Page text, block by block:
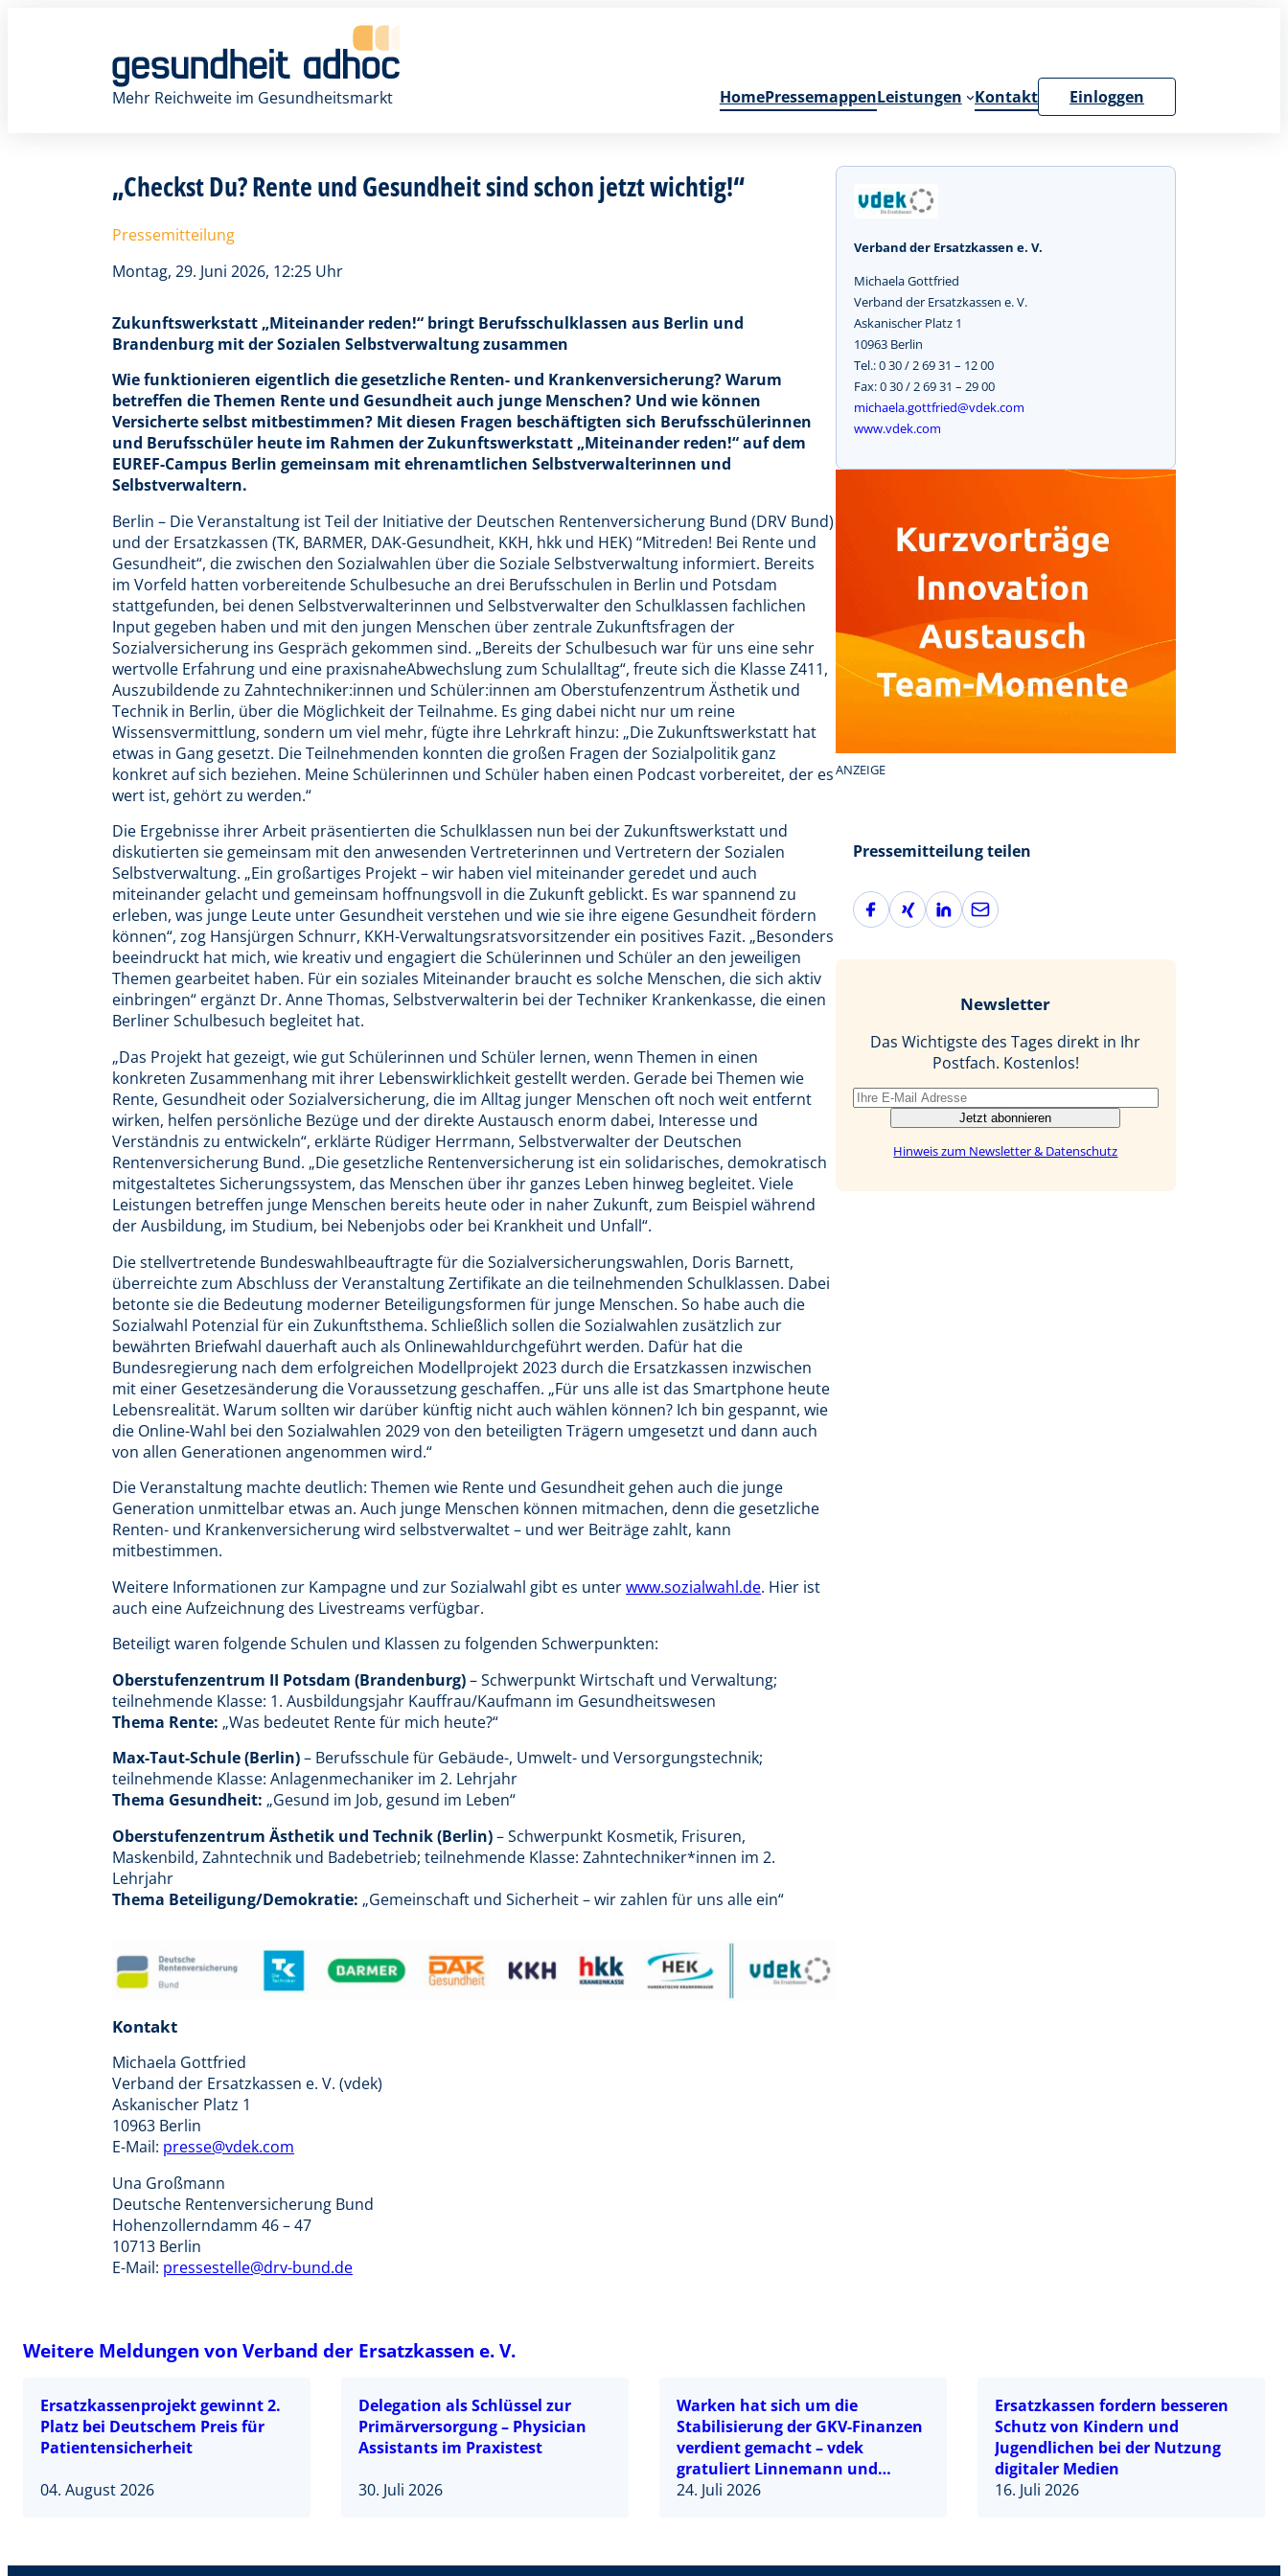
Mehr Reichweite im Gesundheitsmarkt
HomePressemappenLeistungen Kontakt Einloggen
„Checkst Du? Rente und Gesundheit sind schon jetzt wichtig!“
Pressemitteilung
Montag, 29. Juni 2026, 12:25 Uhr
Zukunftswerkstatt „Miteinander reden!“ bringt Berufsschulklassen aus Berlin und
Brandenburg mit der Sozialen Selbstverwaltung zusammen
Wie funktionieren eigentlich die gesetzliche Renten- und Krankenversicherung? Warum
betreffen die Themen Rente und Gesundheit auch junge Menschen? Und wie können
Versicherte selbst mitbestimmen? Mit diesen Fragen beschäftigten sich Berufsschülerinnen
und Berufsschüler heute im Rahmen der Zukunftswerkstatt „Miteinander reden!“ auf dem
EUREF-Campus Berlin gemeinsam mit ehrenamtlichen Selbstverwalterinnen und
Selbstverwaltern.
Berlin – Die Veranstaltung ist Teil der Initiative der Deutschen Rentenversicherung Bund (DRV Bund)
und der Ersatzkassen (TK, BARMER, DAK-Gesundheit, KKH, hkk und HEK) “Mitreden! Bei Rente und
Gesundheit“, die zwischen den Sozialwahlen über die Soziale Selbstverwaltung informiert. Bereits
im Vorfeld hatten vorbereitende Schulbesuche an drei Berufsschulen in Berlin und Potsdam
stattgefunden, bei denen Selbstverwalterinnen und Selbstverwalter den Schulklassen fachlichen
Input gegeben haben und mit den jungen Menschen über zentrale Zukunftsfragen der
Sozialversicherung ins Gespräch gekommen sind. „Bereits der Schulbesuch war für uns eine sehr
wertvolle Erfahrung und eine praxisnaheAbwechslung zum Schulalltag“, freute sich die Klasse Z411,
Auszubildende zu Zahntechniker:innen und Schüler:innen am Oberstufenzentrum Ästhetik und
Technik in Berlin, über die Möglichkeit der Teilnahme. Es ging dabei nicht nur um reine
Wissensvermittlung, sondern um viel mehr, fügte ihre Lehrkraft hinzu: „Die Zukunftswerkstatt hat
etwas in Gang gesetzt. Die Teilnehmenden konnten die großen Fragen der Sozialpolitik ganz
konkret auf sich beziehen. Meine Schülerinnen und Schüler haben einen Podcast vorbereitet, der es
wert ist, gehört zu werden.“
Die Ergebnisse ihrer Arbeit präsentierten die Schulklassen nun bei der Zukunftswerkstatt und
diskutierten sie gemeinsam mit den anwesenden Vertreterinnen und Vertretern der Sozialen
Selbstverwaltung. „Ein großartiges Projekt – wir haben viel miteinander geredet und auch
miteinander gelacht und gemeinsam hoffnungsvoll in die Zukunft geblickt. Es war spannend zu
erleben, was junge Leute unter Gesundheit verstehen und wie sie ihre eigene Gesundheit fördern
können“, zog Hansjürgen Schnurr, KKH-Verwaltungsratsvorsitzender ein positives Fazit. „Besonders
beeindruckt hat mich, wie kreativ und engagiert die Schülerinnen und Schüler an den jeweiligen
Themen gearbeitet haben. Für ein soziales Miteinander braucht es solche Menschen, die sich aktiv
einbringen“ ergänzt Dr. Anne Thomas, Selbstverwalterin bei der Techniker Krankenkasse, die einen
Berliner Schulbesuch begleitet hat.
„Das Projekt hat gezeigt, wie gut Schülerinnen und Schüler lernen, wenn Themen in einen
konkreten Zusammenhang mit ihrer Lebenswirklichkeit gestellt werden. Gerade bei Themen wie
Rente, Gesundheit oder Sozialversicherung, die im Alltag junger Menschen oft noch weit entfernt
wirken, helfen persönliche Bezüge und der direkte Austausch enorm dabei, Interesse und
Verständnis zu entwickeln“, erklärte Rüdiger Herrmann, Selbstverwalter der Deutschen
Rentenversicherung Bund. „Die gesetzliche Rentenversicherung ist ein solidarisches, demokratisch
mitgestaltetes Sicherungssystem, das Menschen über ihr ganzes Leben hinweg begleitet. Viele
Leistungen betreffen junge Menschen bereits heute oder in naher Zukunft, zum Beispiel während
der Ausbildung, im Studium, bei Nebenjobs oder bei Krankheit und Unfall“.
Die stellvertretende Bundeswahlbeauftragte für die Sozialversicherungswahlen, Doris Barnett,
überreichte zum Abschluss der Veranstaltung Zertifikate an die teilnehmenden Schulklassen. Dabei
betonte sie die Bedeutung moderner Beteiligungsformen für junge Menschen. So habe auch die
Sozialwahl Potenzial für ein Zukunftsthema. Schließlich sollen die Sozialwahlen zusätzlich zur
bewährten Briefwahl dauerhaft auch als Onlinewahldurchgeführt werden. Dafür hat die
Bundesregierung nach dem erfolgreichen Modellprojekt 2023 durch die Ersatzkassen inzwischen
mit einer Gesetzesänderung die Voraussetzung geschaffen. „Für uns alle ist das Smartphone heute
Lebensrealität. Warum sollten wir darüber künftig nicht auch wählen können? Ich bin gespannt, wie
die Online-Wahl bei den Sozialwahlen 2029 von den beteiligten Trägern umgesetzt und dann auch
von allen Generationen angenommen wird.“
Die Veranstaltung machte deutlich: Themen wie Rente und Gesundheit gehen auch die junge
Generation unmittelbar etwas an. Auch junge Menschen können mitmachen, denn die gesetzliche
Renten- und Krankenversicherung wird selbstverwaltet – und wer Beiträge zahlt, kann
mitbestimmen.
Weitere Informationen zur Kampagne und zur Sozialwahl gibt es unterwww.sozialwahl.de. Hier ist
auch eine Aufzeichnung des Livestreams verfügbar.
Beteiligt waren folgende Schulen und Klassen zu folgenden Schwerpunkten:
Oberstufenzentrum II Potsdam (Brandenburg)– Schwerpunkt Wirtschaft und Verwaltung;
teilnehmende Klasse: 1. Ausbildungsjahr Kauffrau/Kaufmann im Gesundheitswesen
Thema Rente: „Was bedeutet Rente für mich heute?“
Max-Taut-Schule (Berlin)– Berufsschule für Gebäude-, Umwelt- und Versorgungstechnik;
teilnehmende Klasse: Anlagenmechaniker im 2. Lehrjahr
Thema Gesundheit: „Gesund im Job, gesund im Leben“
Oberstufenzentrum Ästhetik und Technik (Berlin)– Schwerpunkt Kosmetik, Frisuren,
Maskenbild, Zahntechnik und Badebetrieb; teilnehmende Klasse: Zahntechniker*innen im 2.
Lehrjahr
Thema Beteiligung/Demokratie: „Gemeinschaft und Sicherheit – wir zahlen für uns alle ein“
Kontakt
Michaela Gottfried
Verband der Ersatzkassen e. V. (vdek)
Askanischer Platz 1
10963 Berlin
E-Mail: presse@vdek.com
Una Großmann
Deutsche Rentenversicherung Bund
Hohenzollerndamm 46 – 47
10713 Berlin
E-Mail: pressestelle@drv-bund.de
Verband der Ersatzkassen e. V.
Michaela Gottfried
Verband der Ersatzkassen e. V.
Askanischer Platz 1
10963 Berlin
Tel.: 0 30 / 2 69 31 – 12 00
Fax: 0 30 / 2 69 31 – 29 00
michaela.gottfried@vdek.com
www.vdek.com
ANZEIGE
Pressemitteilung teilen
F
a
X
i
L
i
n
E
-
l
Newsletter
Das Wichtigste des Tages direkt in Ihr
Postfach. Kostenlos!
Jetzt abonnieren
Hinweis zum Newsletter & Datenschutz
Weitere Meldungen von Verband der Ersatzkassen e. V.
Ersatzkassenprojekt gewinnt 2.
Platz bei Deutschem Preis für
Patientensicherheit
04. August 2026
Delegation als Schlüssel zur
Primärversorgung – Physician
Assistants im Praxistest
30. Juli 2026
Warken hat sich um die
Stabilisierung der GKV-Finanzen
verdient gemacht – vdek
gratuliert Linnemann und
mahnt zügige Strukturreformen
24. Juli 2026
Ersatzkassen fordern besseren
Schutz von Kindern und
Jugendlichen bei der Nutzung
digitaler Medien
16. Juli 2026